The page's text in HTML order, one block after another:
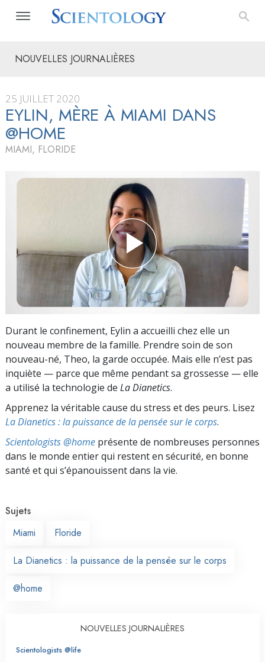
NOUVELLES JOURNALIÈRES
25 JUILLET 2020
EYLIN, MÈRE À MIAMI DANS
@HOME
MIAMI, FLORIDE
Durant le confinement, Eylin a accueilli chez elle un
nouveau membre de la famille. Prendre soin de son
nouveau-né, Theo, la garde occupée. Mais elle n’est pas
inquiète — parce que même pendant sa grossesse — elle
a utilisé la technologie de La Dianetics.
Apprenez la véritable cause du stress et des peurs. Lisez
La Dianetics : la puissance de la pensée sur le corps.
Scientologists @home présente de nombreuses personnes
dans le monde entier qui restent en sécurité, en bonne
santé et qui s’épanouissent dans la vie.
Sujets
Miami
Floride
La Dianetics : la puissance de la pensée sur le corps
@home
NOUVELLES JOURNALIÈRES
Scientologists @life